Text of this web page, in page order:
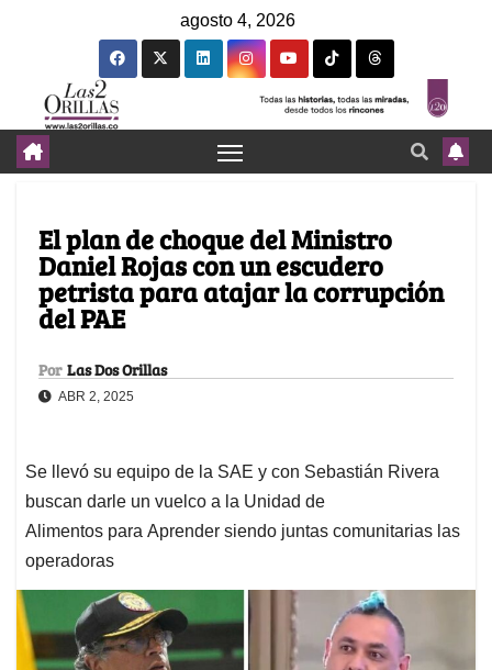
agosto 4, 2026
El plan de choque del Ministro
Daniel Rojas con un escudero
petrista para atajar la corrupción
del PAE
Por Las Dos Orillas
ABR 2, 2025
Se llevó su equipo de la SAE y con Sebastián Rivera
buscan darle un vuelco a la Unidad de
Alimentos para Aprender siendo juntas comunitarias las
operadoras